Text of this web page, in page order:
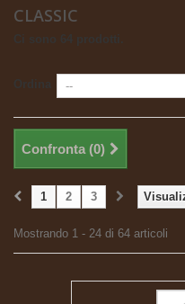
CLASSIC
Confronta (0)
1 2 3
Mostrando 1 - 24 di 64 articoli